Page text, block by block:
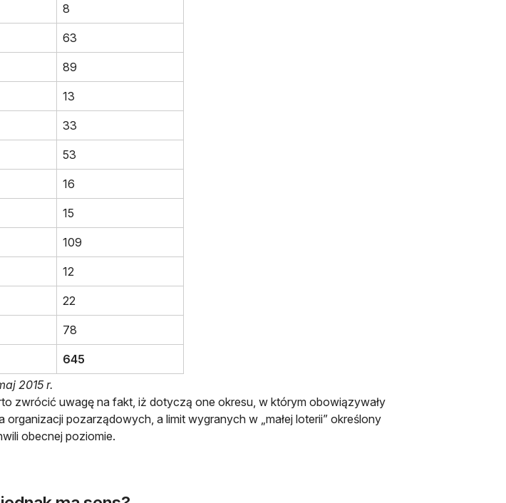
8
63
89
13
33
53
16
15
109
12
22
78
645
2015 r.
zwrócić uwagę na fakt, iż dotyczą one okresu, w którym obowiązywały
organizacji pozarządowych, a limit wygranych w „małej loterii” określony
obecnej poziomie.